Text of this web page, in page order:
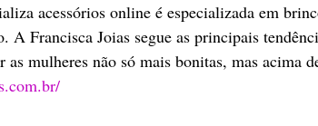
acessórios online é especializada em
A Francisca Joias segue as principais
mulheres não só mais bonitas, mas acima